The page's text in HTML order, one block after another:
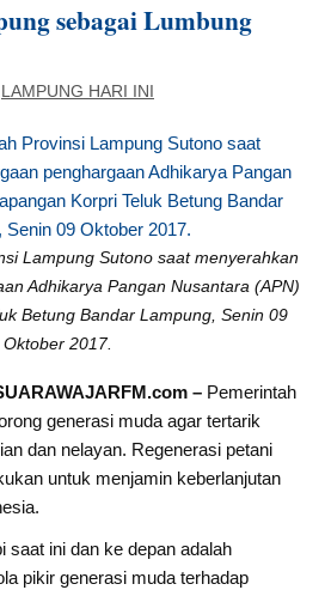
sebagai Lumbung
LAMPUNG HARI INI
Lampung Sutono saat menyerahkan
Adhikarya Pangan Nusantara (APN)
Betung Bandar Lampung, Senin 09
Oktober 2017.
– Pemerintah
generasi muda agar tertarik
dan nelayan. Regenerasi petani
untuk menjamin keberlanjutan
saat ini dan ke depan adalah
pikir generasi muda terhadap